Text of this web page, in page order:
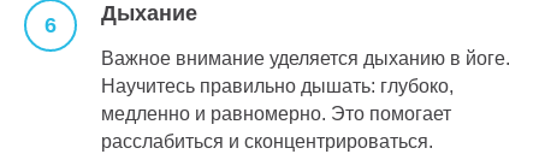
Дыхание
Важное внимание уделяется дыханию в йоге.
Научитесь правильно дышать: глубоко,
медленно и равномерно. Это помогает
расслабиться и сконцентрироваться.